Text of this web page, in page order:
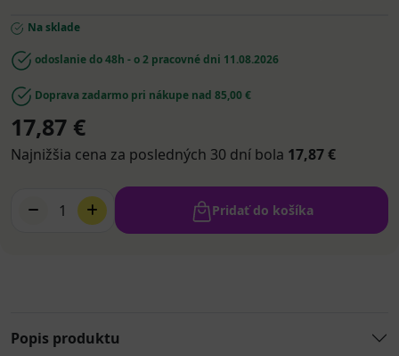
Na sklade
odoslanie do 48h - o 2 pracovné dni 11.08.2026
Doprava zadarmo pri nákupe nad 85,00 €
17,87 €
Najnižšia cena za posledných 30 dní bola 17,87 €
1 Pridať do košíka
Popis produktu